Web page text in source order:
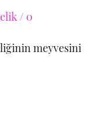
meyvesini